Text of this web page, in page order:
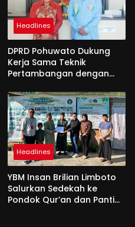
Headlines
DPRD Pohuwato Dukung
Kerja Sama Teknik
Pertambangan dengan
Headlines
YBM Insan Brilian Limboto
Salurkan Sedekah ke
Pondok Qur’an dan Panti